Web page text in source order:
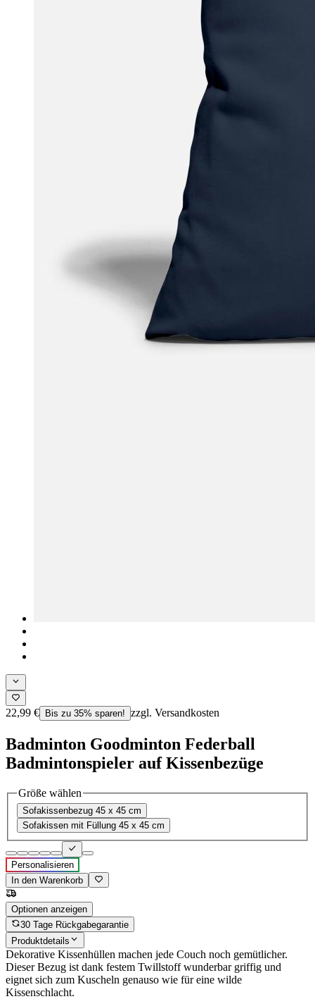
22,99 € Bis zu 35% sparen! zzgl. Versandkosten
Badminton Goodminton Federball
Badmintonspieler auf Kissenbezüge
Größe wählen
Sofakissenbezug 45 x 45 cm
Sofakissen mit Füllung 45 x 45 cm
Personalisieren
In den Warenkorb
Optionen anzeigen
30 Tage Rückgabegarantie
Produktdetails
Dekorative Kissenhüllen machen jede Couch noch gemütlicher.
Dieser Bezug ist dank festem Twillstoff wunderbar griffig und
eignet sich zum Kuscheln genauso wie für eine wilde
Kissenschlacht.